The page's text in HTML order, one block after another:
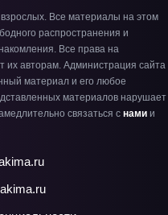
Все материалы на этом
распространения и
Все права на
авторам. Администрация сайта
материал и его любое
материалов нарушает
связаться с нами и